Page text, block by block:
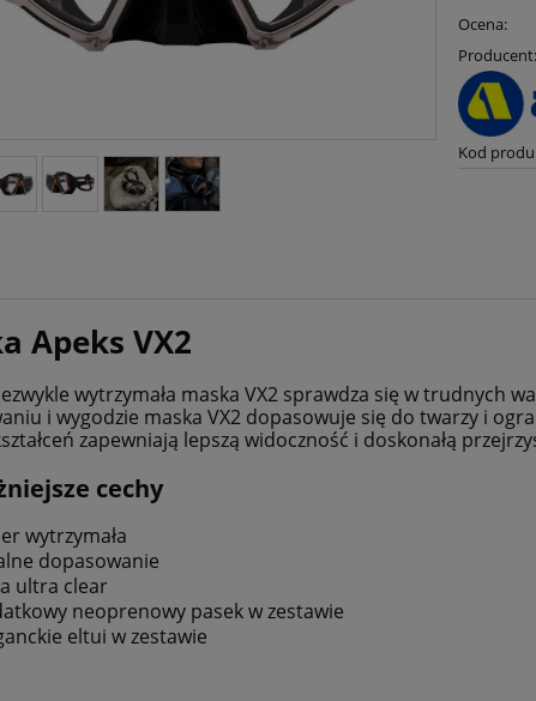
Ocena:
Producent:
Kod
Apeks VX2
wytrzymała maska VX2 sprawdza się w trudnych
i wygodzie maska VX2 dopasowuje się do twarzy i
zapewniają lepszą widoczność i doskonałą
cechy
wytrzymała
dopasowanie
ultra clear
neoprenowy pasek w zestawie
eltui w zestawie